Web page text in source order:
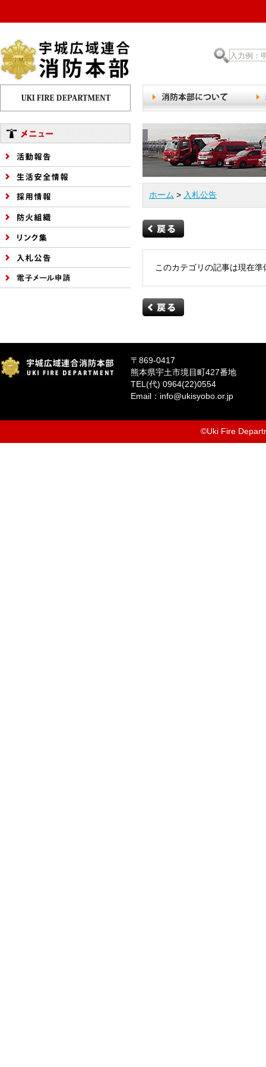
ホーム > 入札公告
このカテゴリの記事は現在
〒869-0417
熊本県宇土市境目町427番地
TEL(代) 0964(22)0554
Email：info@ukisyobo.or.jp
©Uki Fire